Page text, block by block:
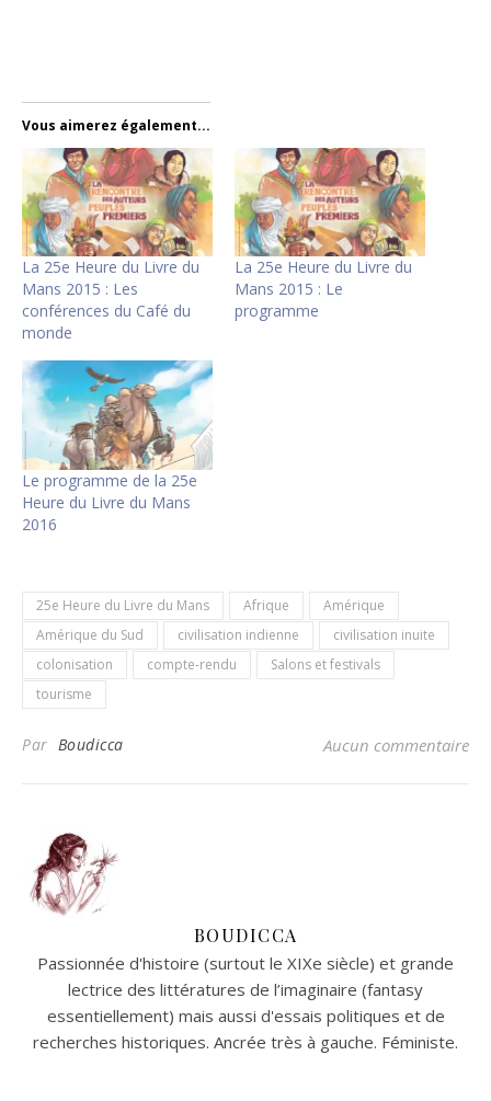
Vous aimerez également...
La 25e Heure du Livre du
Mans 2015 : Les
conférences du Café du
monde
La 25e Heure du Livre du
Mans 2015 : Le
programme
Le programme de la 25e
Heure du Livre du Mans
2016
25e Heure du Livre du Mans Afrique
Amérique
Amérique du Sud
civilisation indienne
civilisation inuite
colonisation
compte-rendu
Salons et festivals
tourisme
Par Boudicca Aucun commentaire
BOUDICCA
Passionnée d'histoire (surtout le XIXe siècle) et grande
lectrice des littératures de l’imaginaire (fantasy
essentiellement) mais aussi d'essais politiques et de
recherches historiques. Ancrée très à gauche. Féministe.